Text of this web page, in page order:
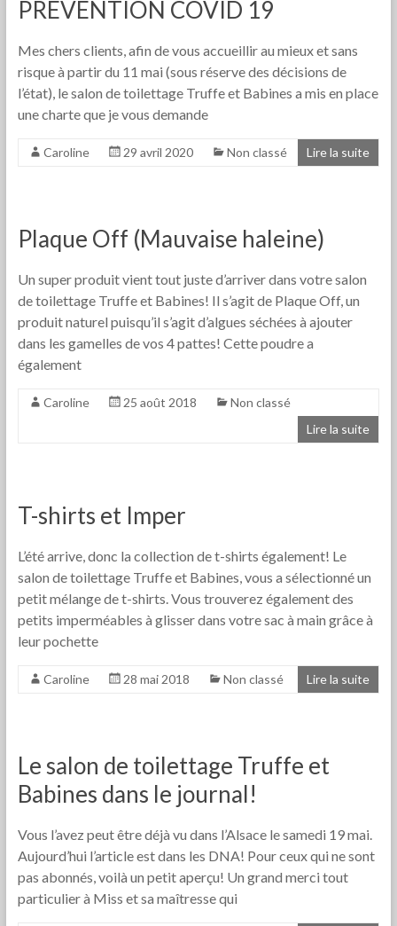
PREVENTION COVID 19
Mes chers clients, afin de vous accueillir au mieux et sans
risque à partir du 11 mai (sous réserve des décisions de
l’état), le salon de toilettage Truffe et Babines a mis en place
une charte que je vous demande
Caroline 29 avril 2020 Non classé Lire la suite
Plaque Off (Mauvaise haleine)
Un super produit vient tout juste d’arriver dans votre salon
de toilettage Truffe et Babines! Il s’agit de Plaque Off, un
produit naturel puisqu’il s’agit d’algues séchées à ajouter
dans les gamelles de vos 4 pattes! Cette poudre a
également
Caroline 25 août 2018
Non classé
Lire la suite
T-shirts et Imper
L’été arrive, donc la collection de t-shirts également! Le
salon de toilettage Truffe et Babines, vous a sélectionné un
petit mélange de t-shirts. Vous trouverez également des
petits imperméables à glisser dans votre sac à main grâce à
leur pochette
Caroline 28 mai 2018 Non classé Lire la suite
Le salon de toilettage Truffe et
Babines dans le journal!
Vous l’avez peut être déjà vu dans l’Alsace le samedi 19 mai.
Aujourd’hui l’article est dans les DNA! Pour ceux qui ne sont
pas abonnés, voilà un petit aperçu! Un grand merci tout
particulier à Miss et sa maîtresse qui